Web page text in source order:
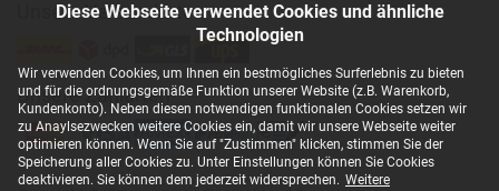
Diese Webseite verwendet Cookies und ähnliche
Technologien
Wir verwenden Cookies, um Ihnen ein bestmögliches Surferlebnis zu bieten
und für die ordnungsgemäße Funktion unserer Website (z.B. Warenkorb,
Kundenkonto). Neben diesen notwendigen funktionalen Cookies setzen wir
zu Anaylsezwecken weitere Cookies ein, damit wir unsere Webseite weiter
optimieren können. Wenn Sie auf "Zustimmen" klicken, stimmen Sie der
Speicherung aller Cookies zu. Unter Einstellungen können Sie Cookies
deaktivieren. Sie können dem jederzeit widersprechen. Weitere
Unsere Versandarten
Unsere Zahlarten